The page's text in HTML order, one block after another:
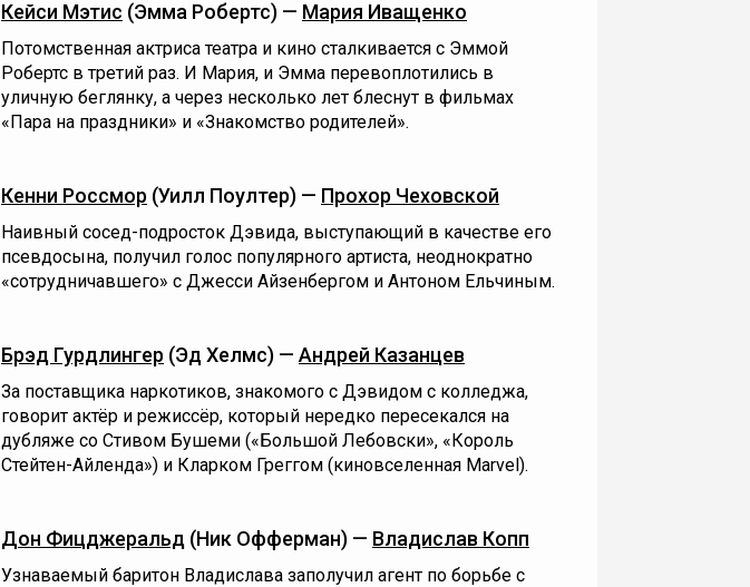
Кейси Мэтис (Эмма Робертс) — Мария Иващенко
Потомственная актриса театра и кино сталкивается с Эммой
Робертс в третий раз. И Мария, и Эмма перевоплотились в
уличную беглянку, а через несколько лет блеснут в фильмах
«Пара на праздники» и «Знакомство родителей».
Кенни Россмор (Уилл Поултер) — Прохор Чеховской
Наивный сосед-подросток Дэвида, выступающий в качестве его
псевдосына, получил голос популярного артиста, неоднократно
«сотрудничавшего» с Джесси Айзенбергом и Антоном Ельчиным.
Брэд Гурдлингер (Эд Хелмс) — Андрей Казанцев
За поставщика наркотиков, знакомого с Дэвидом с колледжа,
говорит актёр и режиссёр, который нередко пересекался на
дубляже со Стивом Бушеми («Большой Лебовски», «Король
Стейтен-Айленда») и Кларком Греггом (киновселенная Marvel).
Дон Фицджеральд (Ник Офферман) — Владислав Копп
Узнаваемый баритон Владислава заполучил агент по борьбе с